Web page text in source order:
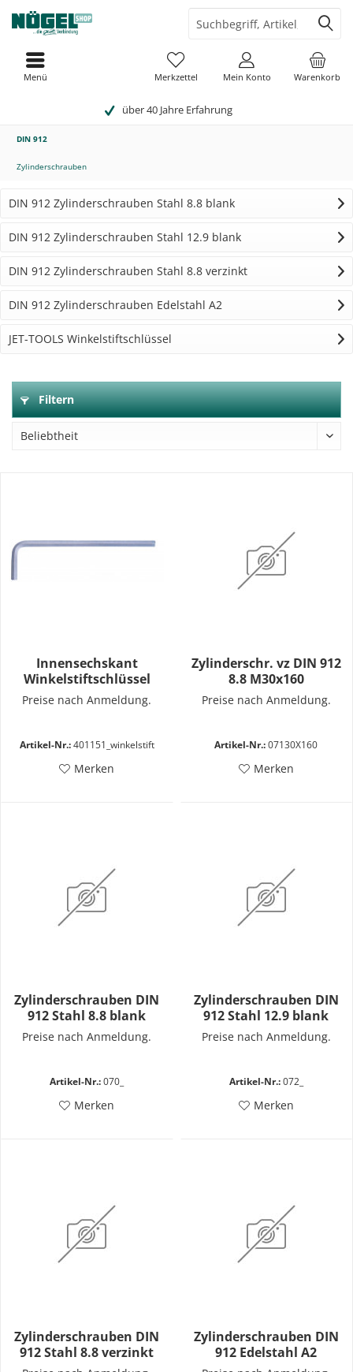
über 40 Jahre Erfahrung
Warenkorb
Merkzettel Mein Konto
Menü
DIN 912
Zylinderschrauben
DIN 912 Zylinderschrauben Stahl 8.8 blank
DIN 912 Zylinderschrauben Stahl 12.9 blank
DIN 912 Zylinderschrauben Stahl 8.8 verzinkt
DIN 912 Zylinderschrauben Edelstahl A2
JET-TOOLS Winkelstiftschlüssel
Filtern
Innensechskant
Winkelstiftschlüssel
Preise nach Anmeldung.
Artikel-Nr.:401151_winkelstift
Merken
Zylinderschr. vz DIN 912
8.8 M30x160
Preise nach Anmeldung.
Artikel-Nr.:07130X160
Merken
Zylinderschrauben DIN
912 Stahl 8.8 blank
Preise nach Anmeldung.
Artikel-Nr.:070_
Merken
Zylinderschrauben DIN
912 Stahl 12.9 blank
Preise nach Anmeldung.
Artikel-Nr.:072_
Merken
Zylinderschrauben DIN
912 Stahl 8.8 verzinkt
Zylinderschrauben DIN
912 Edelstahl A2